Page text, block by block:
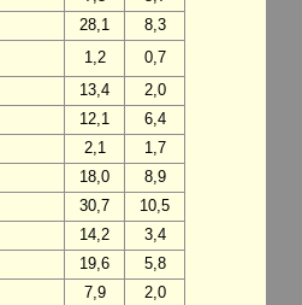
28,1
8,3
1,2
0,7
13,4
2,0
12,1
6,4
2,1
1,7
18,0
8,9
30,7
10,5
14,2
3,4
19,6
5,8
7,9
2,0